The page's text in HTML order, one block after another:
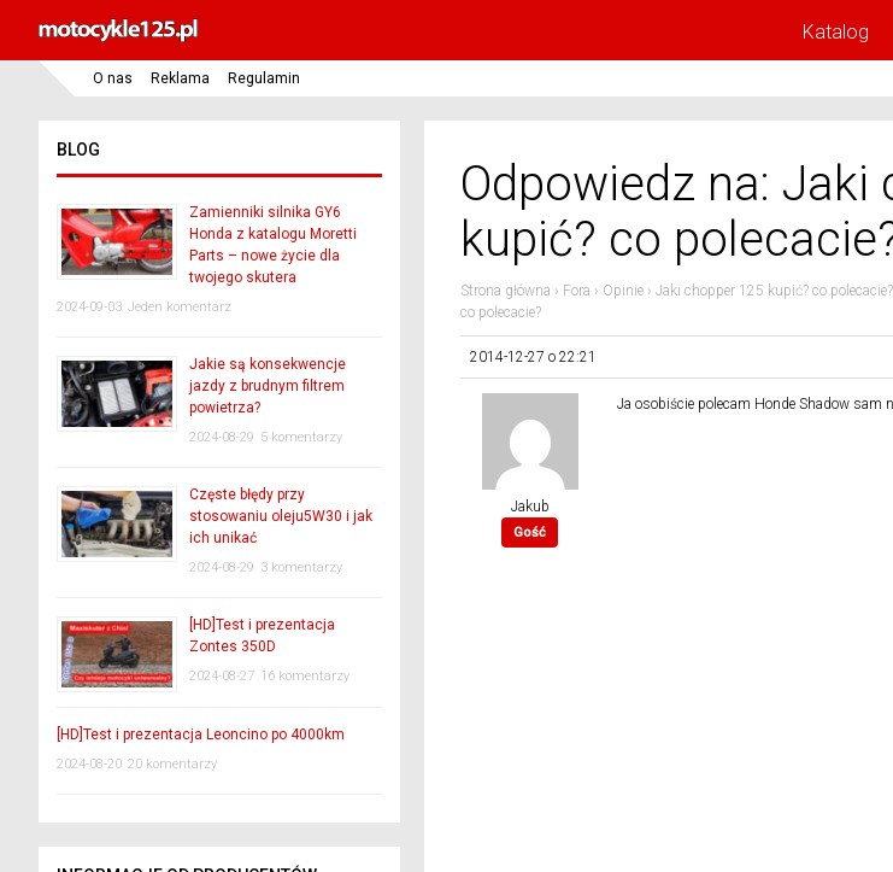
Katalog
O nas Reklama Regulamin
Odpowiedz na: Jaki
kupić? co
Strona główna › Fora › Opinie › Jaki chopper 125 kupić? co polecacie?
co polecacie?
2014-12-27 o 22:21
Jakub
Gość
Ja osobiście polecam Honde Shadow sam
BLOG
Zamienniki silnika GY6
Honda z katalogu Moretti
Parts – nowe życie dla
twojego skutera
2024-09-03 Jeden komentarz
Jakie są konsekwencje
jazdy z brudnym filtrem
powietrza?
2024-08-29 5 komentarzy
Częste błędy przy
stosowaniu oleju5W30 i jak
ich unikać
2024-08-29 3 komentarzy
[HD]Test i prezentacja
Zontes 350D
2024-08-27 16 komentarzy
[HD]Test i prezentacja Leoncino po 4000km
2024-08-20 20 komentarzy